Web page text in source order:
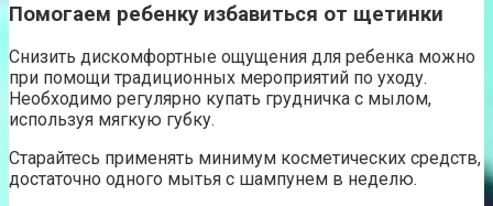
Помогаем ребенку избавиться от щетинки
Снизить дискомфортные ощущения для ребенка можно
при помощи традиционных мероприятий по уходу.
Необходимо регулярно купать грудничка с мылом,
используя мягкую губку.
Старайтесь применять минимум косметических средств,
достаточно одного мытья с шампунем в неделю.